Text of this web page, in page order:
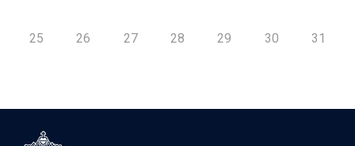
25 26 27 28 29 30 31